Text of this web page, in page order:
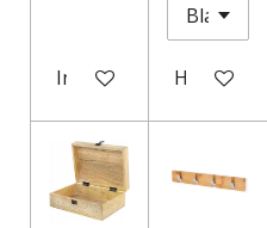
In winkelwagenHoud mij